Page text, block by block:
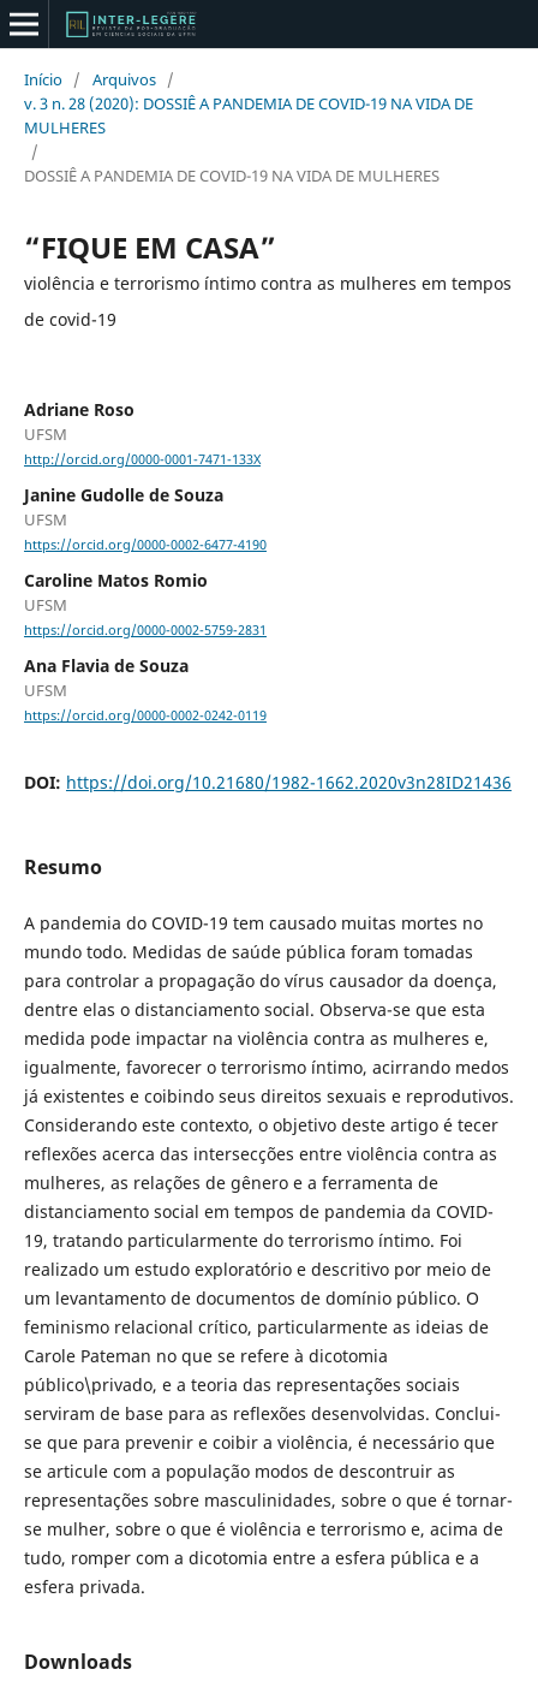
Início / Arquivos /
v. 3 n. 28 (2020): DOSSIÊ A PANDEMIA DE COVID-19 NA VIDA DE
MULHERES
/
DOSSIÊ A PANDEMIA DE COVID-19 NA VIDA DE MULHERES
“FIQUE EM CASA”
violência e terrorismo íntimo contra as mulheres em tempos
de covid-19
Adriane Roso
UFSM
http://orcid.org/0000-0001-7471-133X
Janine Gudolle de Souza
UFSM
https://orcid.org/0000-0002-6477-4190
Caroline Matos Romio
UFSM
https://orcid.org/0000-0002-5759-2831
Ana Flavia de Souza
UFSM
https://orcid.org/0000-0002-0242-0119
DOI: https://doi.org/10.21680/1982-1662.2020v3n28ID21436
Resumo
A pandemia do COVID-19 tem causado muitas mortes no
mundo todo. Medidas de saúde pública foram tomadas
para controlar a propagação do vírus causador da doença,
dentre elas o distanciamento social. Observa-se que esta
medida pode impactar na violência contra as mulheres e,
igualmente, favorecer o terrorismo íntimo, acirrando medos
já existentes e coibindo seus direitos sexuais e reprodutivos.
Considerando este contexto, o objetivo deste artigo é tecer
reflexões acerca das intersecções entre violência contra as
mulheres, as relações de gênero e a ferramenta de
distanciamento social em tempos de pandemia da COVID-
19, tratando particularmente do terrorismo íntimo. Foi
realizado um estudo exploratório e descritivo por meio de
um levantamento de documentos de domínio público. O
feminismo relacional crítico, particularmente as ideias de
Carole Pateman no que se refere à dicotomia
público\privado, e a teoria das representações sociais
serviram de base para as reflexões desenvolvidas. Conclui-
se que para prevenir e coibir a violência, é necessário que
se articule com a população modos de descontruir as
representações sobre masculinidades, sobre o que é tornar-
se mulher, sobre o que é violência e terrorismo e, acima de
tudo, romper com a dicotomia entre a esfera pública e a
esfera privada.
Downloads